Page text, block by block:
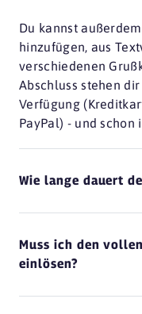
Du kannst
hinzufügen, aus
verschiedenen
Abschluss stehen
Verfügung
PayPal) - und
Wie lange dauert
Muss ich den
einlösen?